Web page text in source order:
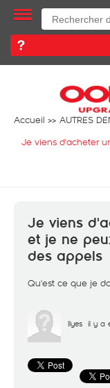
Accueil
AUTRES
Je viens d'acheter
Je viens
et je ne
des appels
Qu'est ce que je
Ilyes il y a